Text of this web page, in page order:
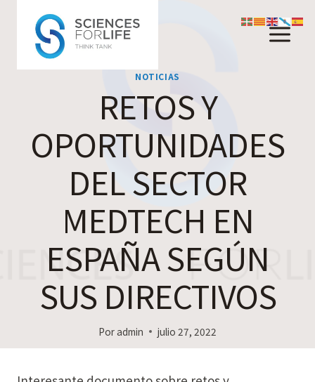
contenido
NOTICIAS
RETOS Y
OPORTUNIDADES
DEL SECTOR
MEDTECH EN
ESPAÑA SEGÚN
SUS DIRECTIVOS
Poradmin julio 27, 2022